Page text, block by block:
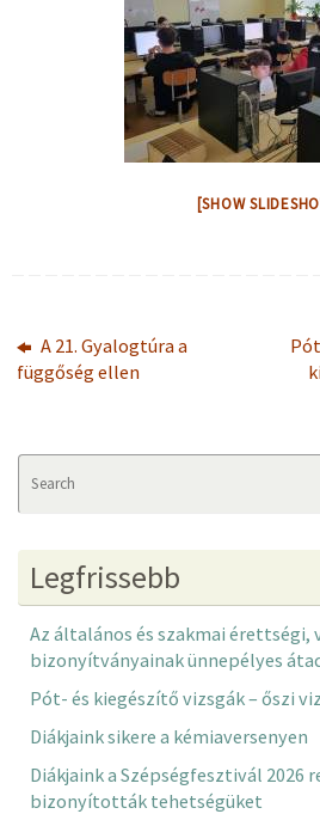
[SHOW
A 21. Gyalogtúra a
függőség ellen
Legfrissebb
Az általános és szakmai érettségi,
bizonyítványainak ünnepélyes
Pót- és kiegészítő vizsgák – őszi
Diákjaink sikere a kémiaversenyen
Diákjaink a Szépségfesztivál 2026
bizonyították tehetségüket